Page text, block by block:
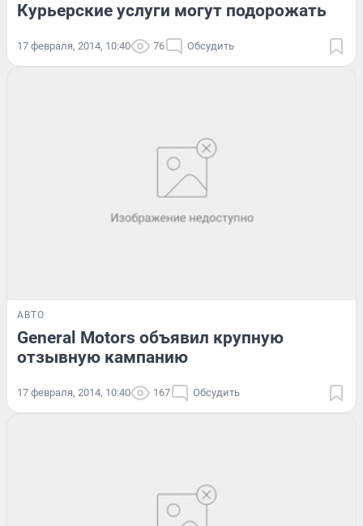
Курьерские услуги могут подорожать
17 февраля, 2014, 10:40 76 Обсудить
АВТО
General Motors объявил крупную
отзывную кампанию
17 февраля, 2014, 10:40 167 Обсудить